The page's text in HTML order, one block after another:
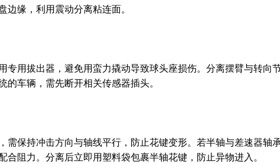
边缘，利用震动分离粘连面。
专用拔出器，避免用蛮力撬动导致球头座损伤。分离摆臂与转向
的车辆，需先断开相关传感器插头。
需保持冲击方向与轴线平行，防止花键变形。若半轴与差速器轴
合阻力。分离后立即用塑料袋包裹半轴花键，防止异物进入。